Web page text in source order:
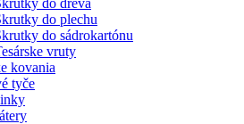
do dreva
do plechu
do sádrokartónu
vruty
kovania
tyče